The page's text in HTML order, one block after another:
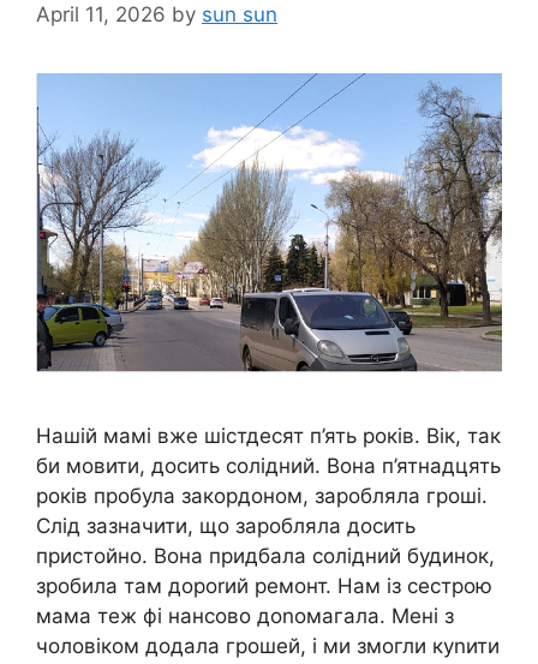
April 11, 2026 by sun sun
Нашій мамі вже шістдесят п’ять років. Вік, так
би мовити, досить солідний. Вона п’ятнадцять
років пробула закордоном, заробляла гроші.
Слід зазначити, що заробляла досить
пристойно. Вона придбала солідний будинок,
зробила там дороrий ремонт. Нам із сестрою
мама теж фі нансово доnомагала. Мені з
чоловіком додала грошей, і ми змогли куnити